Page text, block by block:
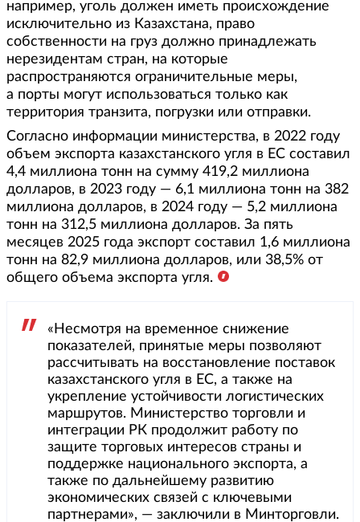
например, уголь должен иметь происхождение
исключительно из Казахстана, право
собственности на груз должно принадлежать
нерезидентам стран, на которые
распространяются ограничительные меры,
а порты могут использоваться только как
территория транзита, погрузки или отправки.
Согласно информации министерства, в 2022 году
объем экспорта казахстанского угля в ЕС составил
4,4 миллиона тонн на сумму 419,2 миллиона
долларов, в 2023 году — 6,1 миллиона тонн на 382
миллиона долларов, в 2024 году — 5,2 миллиона
тонн на 312,5 миллиона долларов. За пять
месяцев 2025 года экспорт составил 1,6 миллиона
тонн на 82,9 миллиона долларов, или 38,5% от
общего объема экспорта угля.
«Несмотря на временное снижение
показателей, принятые меры позволяют
рассчитывать на восстановление поставок
казахстанского угля в ЕС, а также на
укрепление устойчивости логистических
маршрутов. Министерство торговли и
интеграции РК продолжит работу по
защите торговых интересов страны и
поддержке национального экспорта, а
также по дальнейшему развитию
экономических связей с ключевыми
партнерами», — заключили в Минторговли.